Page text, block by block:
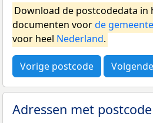
Download de postcodedata in
documenten voorde
voor heel Nederland.
Vorige postcode
Adressen met